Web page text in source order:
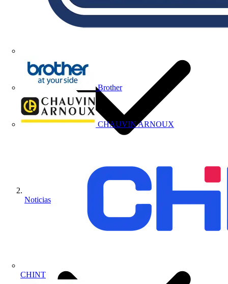
Brother
CHAUVIN ARNOUX
CHINT
Noticias